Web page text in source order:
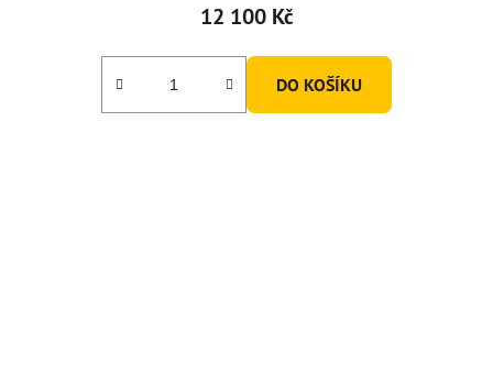
12 100 Kč
DO KOŠÍKU